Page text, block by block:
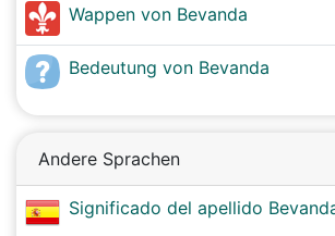
Wappen von Bevanda
Bedeutung von Bevanda
Andere Sprachen
Significado del apellido